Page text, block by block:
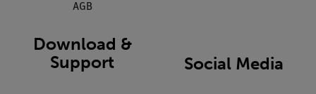
AGB
Download &
Support
Social Media